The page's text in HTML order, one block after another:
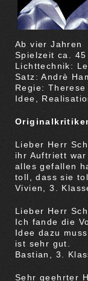
Ab vier Jahren
Spielzeit ca. 45
Lichttechnik:
Satz: Andrè
Regie:
Idee,
Lieber Herr
ihr Auftriett
alles gefallen
toll, dass sie
Vivien, 3.
Lieber Herr
Ich fande die
Idee dazu
ist sehr gut.
Bastian, 3.
Sehr geehrter